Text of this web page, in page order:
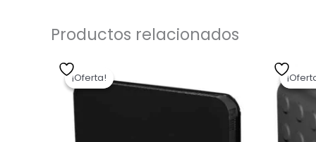
Productos relacionados
¡Oferta!
¡Oferta!original
actual
es: